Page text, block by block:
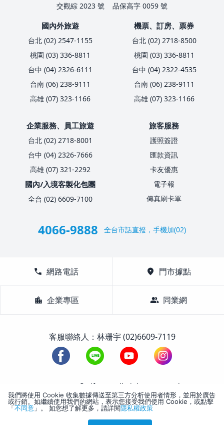
交觀綜 2023 號
品保高字 0059 號
國內外旅遊
台北 (02) 2547-1155
桃園 (03) 336-8811
台中 (04) 2326-6111
台南 (06) 238-9111
高雄 (07) 323-1166
機票、訂房、票券
台北 (02) 2718-8500
桃園 (03) 336-8811
台中 (04) 2322-4535
台南 (06) 238-9111
高雄 (07) 323-1166
企業服務、員工旅遊
台北 (02) 2718-8001
台中 (04) 2326-7666
高雄 (07) 321-2292
國內/入境客製化包團
全台 (02) 6609-7100
旅客服務
護照簽證
匯款資訊
卡友優惠
電子報
傳真刷卡單
4066-9888 全台市話直撥，手機加(02)
call 網路電話 location_on 門市據點
location_city 企業專區 group 同業網
客服聯絡人：林珊宇 (02)6609-7119
1988-2026 © Lifetour All Rights Reserved.
我們將使用 Cookie 收集數據傳送至第三方分析使用者情形，並用於廣告
或行銷。如繼續使用我們的網站，表示您接受我們使用 Cookie，或點擊
「不同意 」。 如您想了解更多，請詳閱隱私權政策